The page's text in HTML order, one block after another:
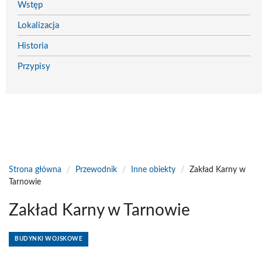
Wstęp
Lokalizacja
Historia
Przypisy
Strona główna / Przewodnik / Inne obiekty /
Zakład Karny w
Tarnowie
Zakład Karny w Tarnowie
BUDYNKI WOJSKOWE